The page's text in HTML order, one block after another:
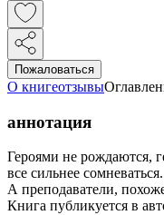
Пожаловаться
О книгеотзывы
аннотация
Героями не рождаются,
все сильнее
А преподаватели,
Книга публикуется в